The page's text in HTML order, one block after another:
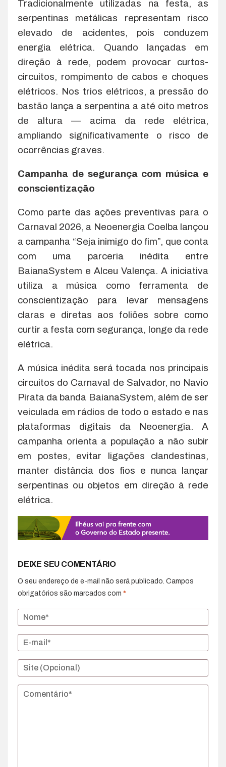
Tradicionalmente utilizadas na festa, as
serpentinas metálicas representam risco
elevado de acidentes, pois conduzem
energia elétrica. Quando lançadas em
direção à rede, podem provocar curtos-
circuitos, rompimento de cabos e choques
elétricos. Nos trios elétricos, a pressão do
bastão lança a serpentina a até oito metros
de altura — acima da rede elétrica,
ampliando significativamente o risco de
ocorrências graves.
Campanha de segurança com música e
conscientização
Como parte das ações preventivas para o
Carnaval 2026, a Neoenergia Coelba lançou
a campanha “Seja inimigo do fim”, que conta
com uma parceria inédita entre
BaianaSystem e Alceu Valença. A iniciativa
utiliza a música como ferramenta de
conscientização para levar mensagens
claras e diretas aos foliões sobre como
curtir a festa com segurança, longe da rede
elétrica.
A música inédita será tocada nos principais
circuitos do Carnaval de Salvador, no Navio
Pirata da banda BaianaSystem, além de ser
veiculada em rádios de todo o estado e nas
plataformas digitais da Neoenergia. A
campanha orienta a população a não subir
em postes, evitar ligações clandestinas,
manter distância dos fios e nunca lançar
serpentinas ou objetos em direção à rede
elétrica.
DEIXE SEU COMENTÁRIO
O seu endereço de e-mail não será publicado. Campos
obrigatórios são marcados com *